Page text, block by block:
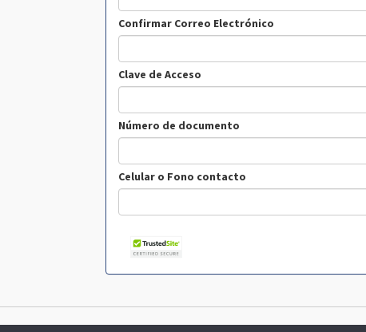
Confirmar Correo Electrónico
Clave de Acceso
Número de documento
Celular o Fono contacto